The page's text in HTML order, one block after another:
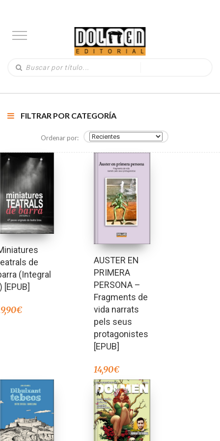
FILTRAR POR CATEGORÍA
Ordenar por:
de
(Integral
[EPUB]
€
AUSTER EN
PRIMERA
PERSONA –
Fragments de
vida narrats
pels seus
protagonistes
[EPUB]
14,90€